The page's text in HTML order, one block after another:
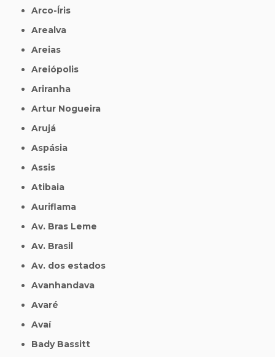
Arco-Íris
Arealva
Areias
Areiópolis
Ariranha
Artur Nogueira
Arujá
Aspásia
Assis
Atibaia
Auriflama
Av. Bras Leme
Av. Brasil
Av. dos estados
Avanhandava
Avaré
Avaí
Bady Bassitt